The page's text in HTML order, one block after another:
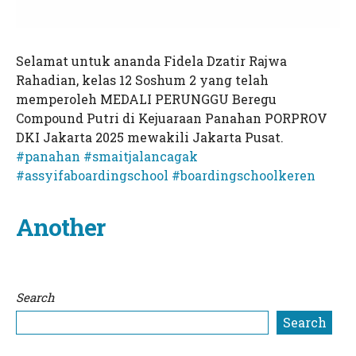
Selamat untuk ananda Fidela Dzatir Rajwa
Rahadian, kelas 12 Soshum 2 yang telah
memperoleh MEDALI PERUNGGU Beregu
Compound Putri di Kejuaraan Panahan PORPROV
DKI Jakarta 2025 mewakili Jakarta Pusat.
#panahan #smaitjalancagak
#assyifaboardingschool #boardingschoolkeren
Another
Search
Search